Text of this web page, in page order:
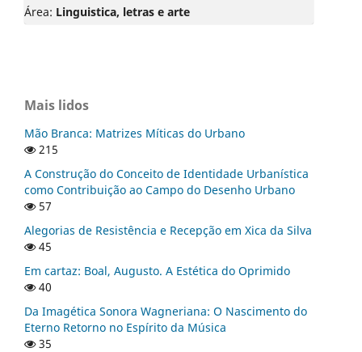
Área: Linguistica, letras e arte
Mais lidos
Mão Branca: Matrizes Míticas do Urbano
215
A Construção do Conceito de Identidade Urbanística
como Contribuição ao Campo do Desenho Urbano
57
Alegorias de Resistência e Recepção em Xica da Silva
45
Em cartaz: Boal, Augusto. A Estética do Oprimido
40
Da Imagética Sonora Wagneriana: O Nascimento do
Eterno Retorno no Espírito da Música
35